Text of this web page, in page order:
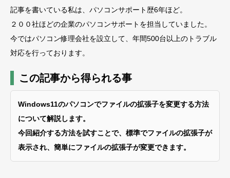
記事を書いている私は、パソコンサポート歴6年ほど。
２００社ほどの企業のパソコンサポートを担当していました。
今ではパソコン修理会社を設立して、年間500台以上のトラブル
対応を行っております。
この記事から得られる事
Windows11のパソコンでファイルの拡張子を変更する方法
について解説します。
今回紹介する方法を試すことで、標準でファイルの拡張子が
表示され、簡単にファイルの拡張子が変更できます。